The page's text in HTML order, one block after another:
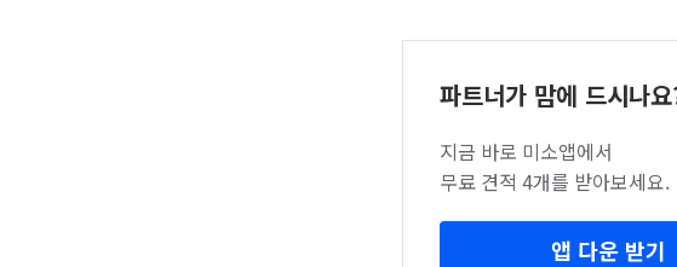
파트너가 맘에 드시나
지금 바로 미소앱에서
무료 견적 4개를 받아보세요.
앱 다운 받기